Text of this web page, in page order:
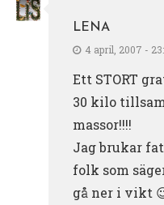
LENA
4 april, 2007 -
Ett STORT
30 kilo
massor!!!!
Jag brukar
folk som
gå ner i vikt